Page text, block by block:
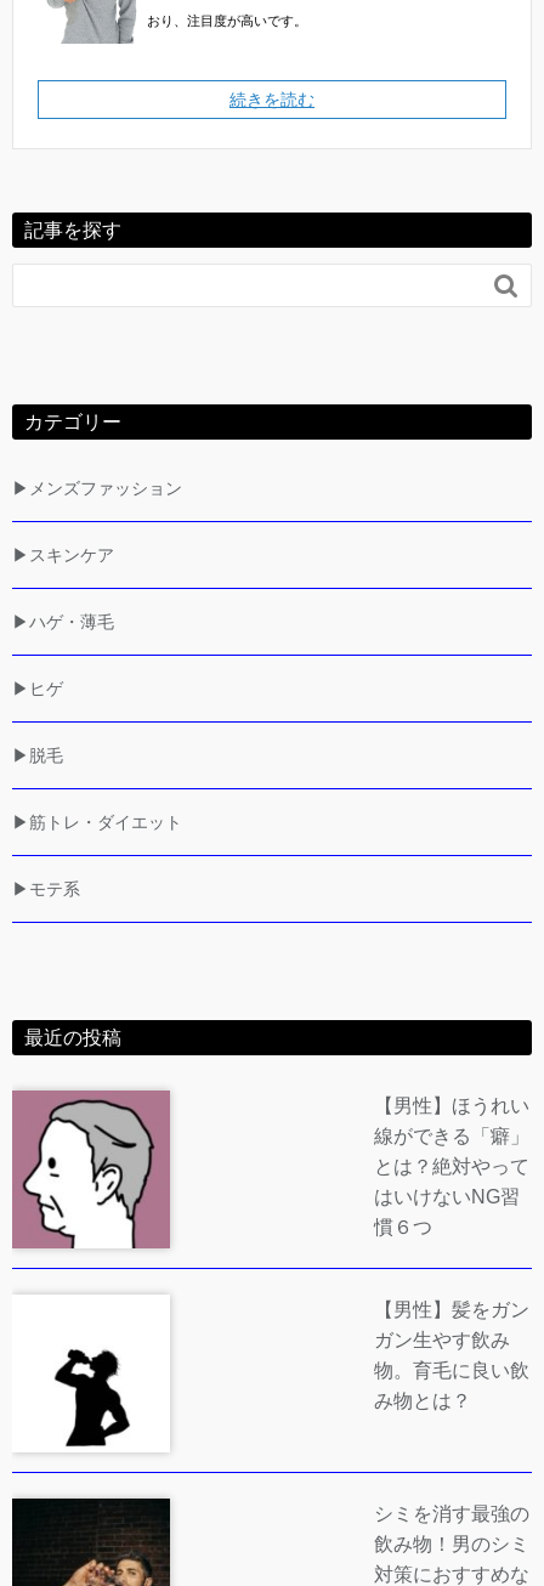
おり、注目度が高いです。
続きを読む
記事を探す

カテゴリー
▶メンズファッション
▶スキンケア
▶ハゲ・薄毛
▶ヒゲ
▶脱毛
▶筋トレ・ダイエット
▶モテ系
最近の投稿
【男性】ほうれい
線ができる「癖」
とは？絶対やって
はいけないNG習
慣６つ
【男性】髪をガン
ガン生やす飲み
物。育毛に良い飲
み物とは？
シミを消す最強の
飲み物！男のシミ
対策におすすめな